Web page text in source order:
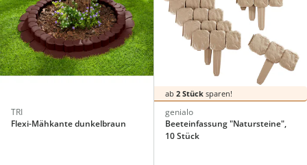
TRI
Flexi-Mähkante dunkelbraun
ab 2 Stücksparen!
genialo
Beeteinfassung "Natursteine",
10 Stück